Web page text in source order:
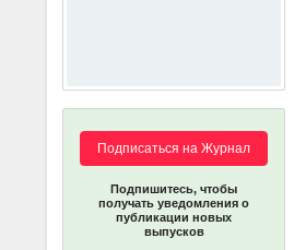
Подписаться на Журнал
Подпишитесь, чтобы
получать уведомления о
публикации новых
выпусков